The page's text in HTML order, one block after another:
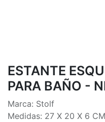
ESTANTE
PARA BAÑO -
Marca: Stolf
Medidas: 27 X 20 X 6 CM